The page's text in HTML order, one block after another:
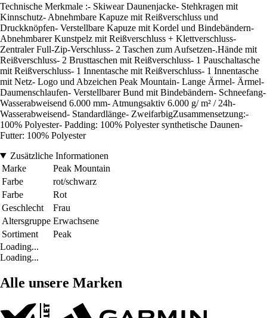
Technische Merkmale :- Skiwear Daunenjacke- Stehkragen mit
Kinnschutz- Abnehmbare Kapuze mit Reißverschluss und
Druckknöpfen- Verstellbare Kapuze mit Kordel und Bindebändern-
Abnehmbarer Kunstpelz mit Reißverschluss + Klettverschluss-
Zentraler Full-Zip-Verschluss- 2 Taschen zum Aufsetzen-.Hände mit
Reißverschluss- 2 Brusttaschen mit Reißverschluss- 1 Pauschaltasche
mit Reißverschluss- 1 Innentasche mit Reißverschluss- 1 Innentasche
mit Netz- Logo und Abzeichen Peak Mountain- Lange Ärmel- Ärmel-
Daumenschlaufen- Verstellbarer Bund mit Bindebändern- Schneefang-
Wasserabweisend 6.000 mm- Atmungsaktiv 6.000 g/ m² / 24h-
Wasserabweisend- Standardlänge- ZweifarbigZusammensetzung:-
100% Polyester- Padding: 100% Polyester synthetische Daunen-
Futter: 100% Polyester
Zusätzliche Informationen
Marke
Peak Mountain
Farbe
rot/schwarz
Farbe
Rot
Geschlecht
Frau
Altersgruppe Erwachsene
Sortiment
Peak
Loading...
Loading...
Alle unsere Marken